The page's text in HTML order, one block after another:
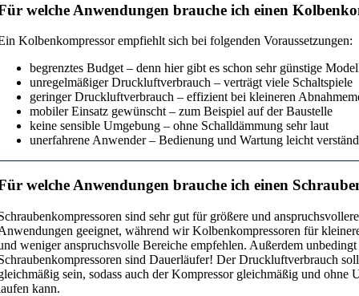
welche Anwendungen brauche ich einen
Kolbenkompressor empfiehlt sich bei folgenden Voraussetzungen:
begrenztes Budget – denn hier gibt es schon sehr günstige
unregelmäßiger Druckluftverbrauch – verträgt viele Schaltspiele
geringer Druckluftverbrauch – effizient bei kleineren
mobiler Einsatz gewünscht – zum Beispiel auf der Baustelle
keine sensible Umgebung – ohne Schalldämmung sehr laut
unerfahrene Anwender – Bedienung und Wartung leicht
welche Anwendungen brauche ich einen
sind sehr gut für größere und
geeignet, während wir Kolbenkompressoren für
weniger anspruchsvolle Bereiche empfehlen. Außerdem unbedingt
sind Dauerläufer! Der Druckluftverbrauch
sein, sodass auch der Kompressor gleichmäßig und ohne
kann.